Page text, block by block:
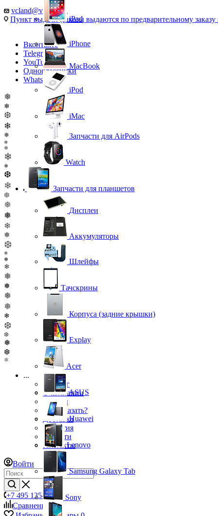
vcland@vcland.ru
Пункт выдачи (заказы выдаются по предварительному заказу
Вконтакте
Telegram
YouTube
Одноклассники
WhatsApp
❅
❄
❆
❄
❅
❄
❄
❄
❅
❆
❄
❆
❅
❅
❄
❅
❆
❄
❄
❄
❅
❅
❅
❅
❄
❆
❆
❅
❆
❄
...
Каталог
О компании
Бренды
Как заказать?
Доставка
Гарантия
Новости
Контакты
Войти
+7 495 135-39-43
Сравнение0
iPad
iPhone
MacBook
iPod
iMac
Запчасти для AirPods
Watch
Запчасти для планшетов
Дисплеи
Аккумуляторы
Шлейфы
Тачскрины
Корпуса (задние крышки)
Explay
Acer
ASUS
Huawei
Lenovo
Samsung Galaxy Tab
Sony